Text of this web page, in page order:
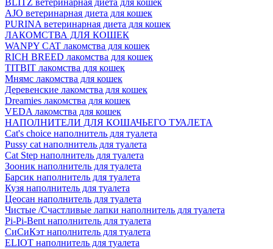
BLITZ ветеринарная диета для кошек
AJO ветеринарная диета для кошек
PURINA ветеринарная диета для кошек
ЛАКОМСТВА ДЛЯ КОШЕК
WANPY CAT лакомства для кошек
RICH BREED лакомства для кошек
TITBIT лакомства для кошек
Мнямс лакомства для кошек
Деревенские лакомства для кошек
Dreamies лакомства для кошек
VEDA лакомства для кошек
НАПОЛНИТЕЛИ ДЛЯ КОШАЧЬЕГО ТУАЛЕТА
Cat's choice наполнитель для туалета
Pussy cat наполнитель для туалета
Cat Step наполнитель для туалета
Зооник наполнитель для туалета
Барсик наполнитель для туалета
Кузя наполнитель для туалета
Цеосан наполнитель для туалета
Чистые /Счастливые лапки наполнитель для туалета
Pi-Pi-Bent наполнитель для туалета
СиСиКэт наполнитель для туалета
ELIOT наполнитель для туалета